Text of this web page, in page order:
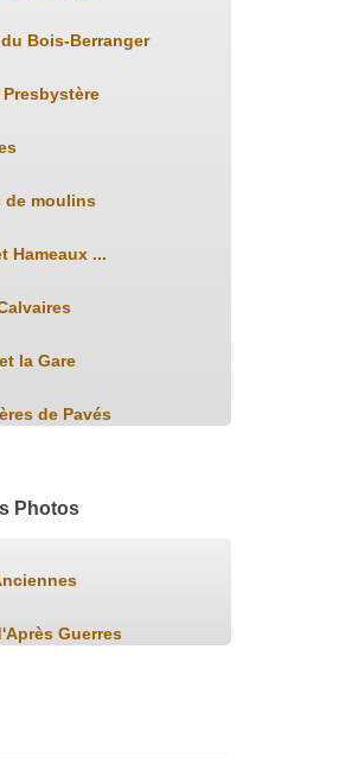
Bois-Berranger
de moulins
Hameaux ...
la Gare
de Pavés
Photos
Guerres